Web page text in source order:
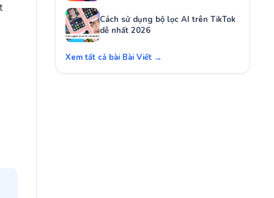
Cách sử dụng bộ lọc AI trên TikTok
dễ nhất 2026
Xem tất cả bài Bài Viết →